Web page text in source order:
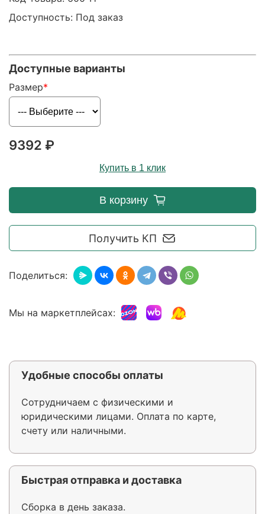
Доступность: Под заказ
Доступные варианты
Размер
9392 ₽
Купить в 1 клик
Получить КП
В корзину
Поделиться:
Мы на маркетплейсах:
Удобные способы оплаты
Сотрудничаем с физическими и
юридическими лицами. Оплата по карте,
счету или наличными.
Быстрая отправка и доставка
Сборка в день заказа.